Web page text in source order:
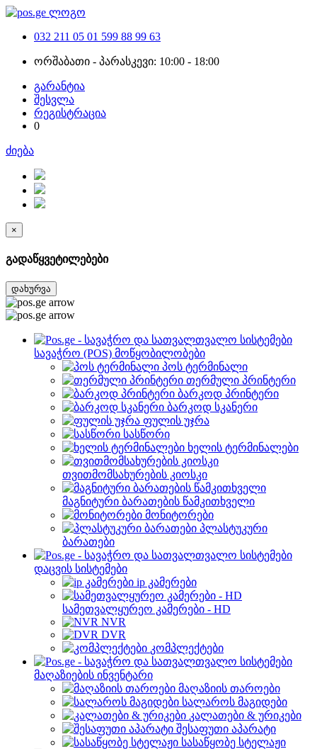
032 211 05 01 599 88 99 63
ორშაბათი - პარასკევი: 10:00 - 18:00
გარანტია
შესვლა
რეგისტრაცია
0
ძიება
×
გადაწყვეტილებები
დახურვა
სავაჭრო (POS) მოწყობილობები
პოს ტერმინალი
თერმული პრინტერი
ბარკოდ პრინტერი
ბარკოდ სკანერი
ფულის უჯრა
სასწორი
ხელის ტერმინალები
თვითმომსახურების კიოსკი
მაგნიტური ბარათების წამკითხველი
მონიტორები
პლასტუკური
ბარათები
დაცვის სისტემები
ip კამერები
სამეთვალყურეო კამერები - HD
NVR
DVR
კომპლექტები
მაღაზიების ინვენტარი
მაღაზიის თაროები
სალაროს მაგიდები
კალათები & ურიკები
შესაფუთი აპარატი
სასაწყობე სტელაჟი